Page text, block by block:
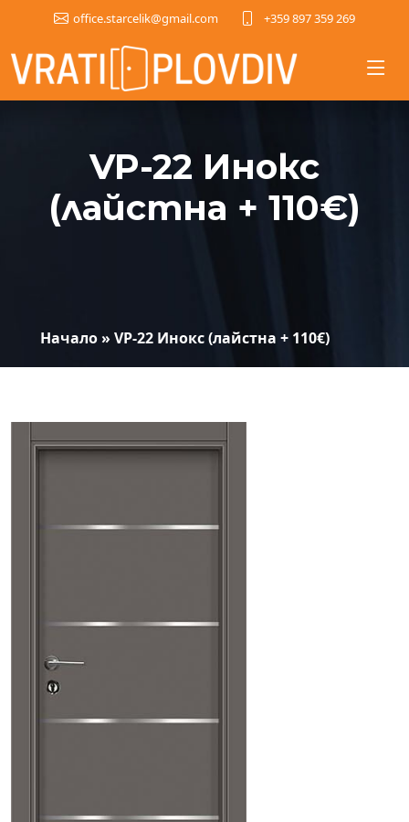
office.starcelik@gmail.com +359 897 359 269
VP-22 Инокс
(лайстна + 110€)
Начало» VP-22 Инокс (лайстна + 110€)